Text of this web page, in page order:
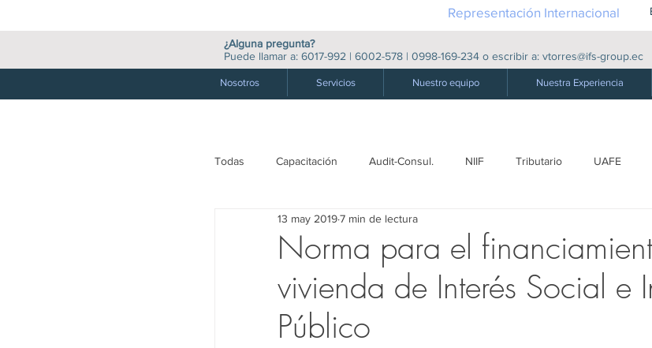
Nosotros Servicios Nuestro equipo Nuestra Experiencia
¿Alguna pregunta?
Puede llamar a: 6017-992 | 6002-578 | 0998-169-234 o escribir a: vtorres@ifs-group.ec
Representación Internacional
Todas Capacitación Audit-Consul. NIIF Tributario UAFE
M. Valores y Financiero Laboral - S. Social
Medio Ambiente Derecho Público Energía Eléctrica Energética
Norma para el
vivienda de Interés Social e
Público
13 may 20197 min de lectura